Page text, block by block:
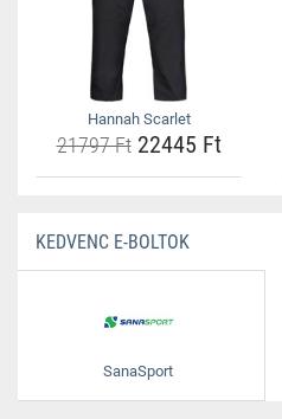
Hannah Scarlet
21797 Ft22445 Ft
KEDVENC E-BOLTOK
SanaSport